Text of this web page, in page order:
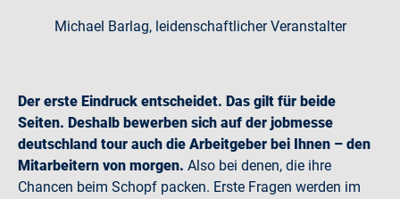
Michael Barlag, leidenschaftlicher Veranstalter
Der erste Eindruck entscheidet. Das gilt für beide
Seiten. Deshalb bewerben sich auf der jobmesse
deutschland tour auch die Arbeitgeber bei Ihnen – den
Mitarbeitern von morgen. Also bei denen, die ihre
Chancen beim Schopf packen. Erste Fragen werden im